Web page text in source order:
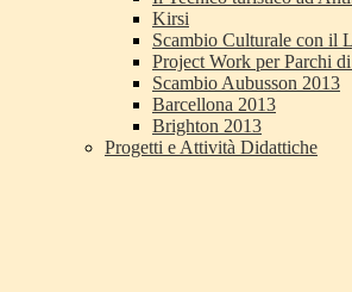
Kirsi
Scambio Culturale con il
Project Work per Parchi
Scambio Aubusson 2013
Barcellona 2013
Brighton 2013
Progetti e Attività Didattiche